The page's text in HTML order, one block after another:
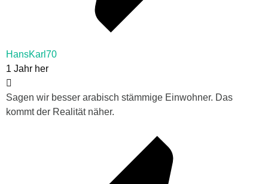
HansKarl70
1 Jahr her
Sagen wir besser arabisch stämmige Einwohner. Das
kommt der Realität näher.